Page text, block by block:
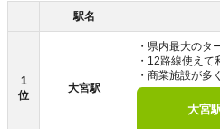
駅名
1
位
大宮駅
・県内最大のタ
・12路線使え
・商業施設が多
大宮